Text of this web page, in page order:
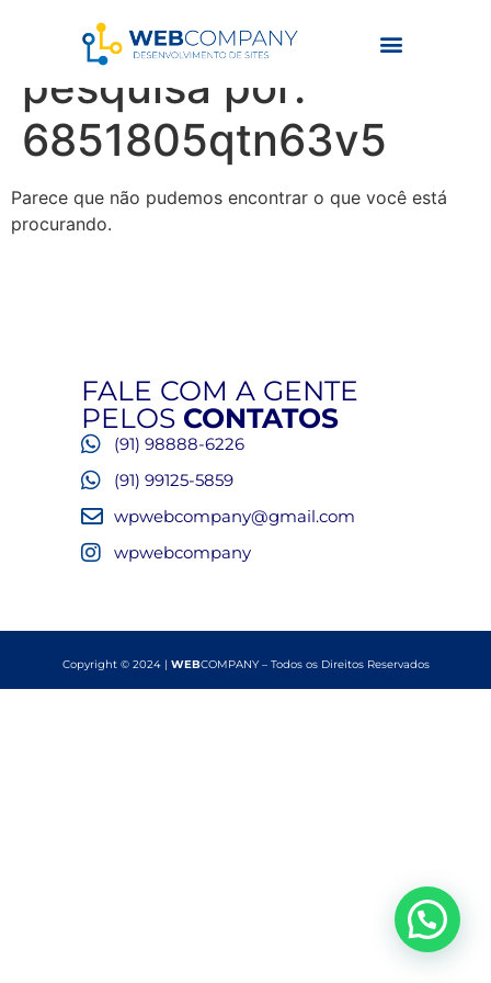
Resultados da
pesquisa por:
6851805qtn63v5
Parece que não pudemos encontrar o que você está
procurando.
FALE COM A GENTE
PELOS CONTATOS
(91) 98888-6226
(91) 99125-5859
wpwebcompany@gmail.com
wpwebcompany
Copyright © 2024 | WEBCOMPANY – Todos os Direitos Reservados